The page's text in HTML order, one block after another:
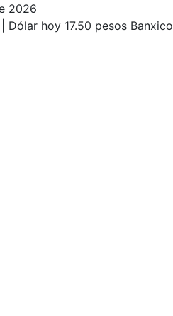
2026
Dólar hoy 17.50 pesos Banxico